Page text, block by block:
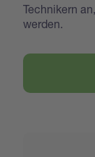
Technikern
werden.